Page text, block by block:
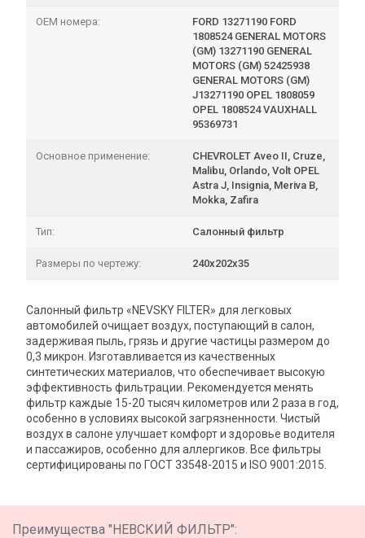
OEM номера:
FORD 13271190 FORD
1808524 GENERAL MOTORS
(GM) 13271190 GENERAL
MOTORS (GM) 52425938
GENERAL MOTORS (GM)
J13271190 OPEL 1808059
OPEL 1808524 VAUXHALL
95369731
Основное применение:
CHEVROLET Aveo II, Cruze,
Malibu, Orlando, Volt OPEL
Astra J, Insignia, Meriva B,
Mokka, Zafira
Тип: Салонный фильтр
Размеры по чертежу: 240х202х35
Салонный фильтр «NEVSKY FILTER» для легковых
автомобилей очищает воздух, поступающий в салон,
задерживая пыль, грязь и другие частицы размером до
0,3 микрон. Изготавливается из качественных
синтетических материалов, что обеспечивает высокую
эффективность фильтрации. Рекомендуется менять
фильтр каждые 15-20 тысяч километров или 2 раза в год,
особенно в условиях высокой загрязненности. Чистый
воздух в салоне улучшает комфорт и здоровье водителя
и пассажиров, особенно для аллергиков. Все фильтры
сертифицированы по ГОСТ 33548-2015 и ISO 9001:2015.
Преимущества "НЕВСКИЙ ФИЛЬТР":